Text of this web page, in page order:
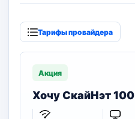
Тарифы провайдера
Акция
Хочу СкайНэт 100